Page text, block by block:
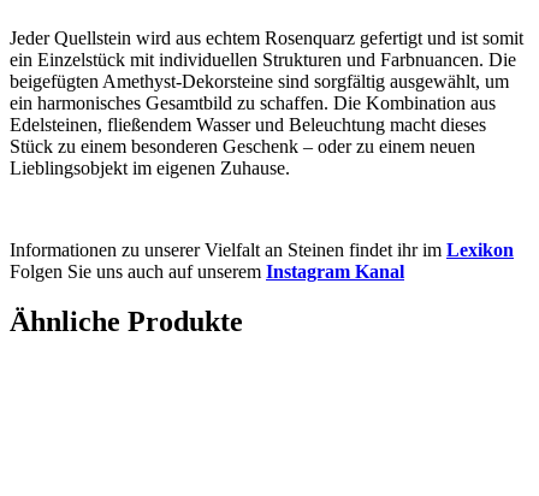
Jeder Quellstein wird aus echtem Rosenquarz gefertigt und ist somit
ein Einzelstück mit individuellen Strukturen und Farbnuancen. Die
beigefügten Amethyst-Dekorsteine sind sorgfältig ausgewählt, um
ein harmonisches Gesamtbild zu schaffen. Die Kombination aus
Edelsteinen, fließendem Wasser und Beleuchtung macht dieses
Stück zu einem besonderen Geschenk – oder zu einem neuen
Lieblingsobjekt im eigenen Zuhause.
Informationen zu unserer Vielfalt an Steinen findet ihr im Lexikon
Folgen Sie uns auch auf unserem Instagram Kanal
Ähnliche Produkte